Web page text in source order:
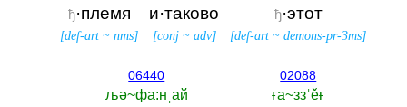
ђ·этот
[def-art ~demons-pr-3ms]
и·таково
[conj~ adv]
ђ·племя
[def-art ~nms]
02088
ға~ззˈěғ
06440
љә~фа:нˌай